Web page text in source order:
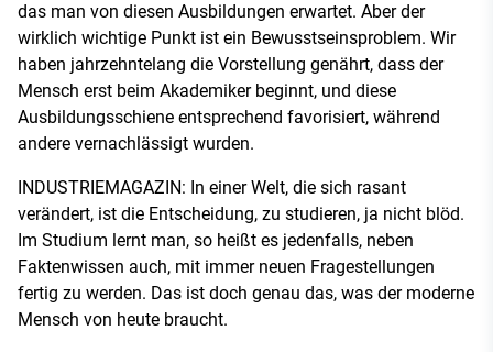
das man von diesen Ausbildungen erwartet. Aber der
wirklich wichtige Punkt ist ein Bewusstseinsproblem. Wir
haben jahrzehntelang die Vorstellung genährt, dass der
Mensch erst beim Akademiker beginnt, und diese
Ausbildungsschiene entsprechend favorisiert, während
andere vernachlässigt wurden.
INDUSTRIEMAGAZIN: In einer Welt, die sich rasant
verändert, ist die Entscheidung, zu studieren, ja nicht blöd.
Im Studium lernt man, so heißt es jedenfalls, neben
Faktenwissen auch, mit immer neuen Fragestellungen
fertig zu werden. Das ist doch genau das, was der moderne
Mensch von heute braucht.